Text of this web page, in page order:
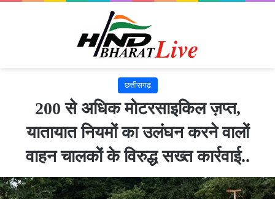
छत्तीसगढ़
200 से अधिक मोटरसाइकिल ज़प्त,
यातायात नियमों का उलंघन करने वालों
वाहन चालकों के विरुद्ध सख्त कार्रवाई..